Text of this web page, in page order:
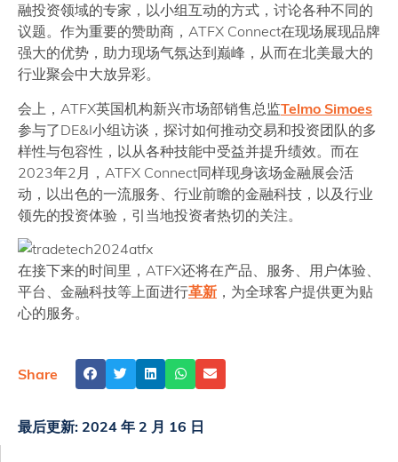
融投资领域的专家，以小组互动的方式，讨论各种不同的
议题。作为重要的赞助商，ATFX Connect在现场展现品牌
强大的优势，助力现场气氛达到巅峰，从而在北美最大的
行业聚会中大放异彩。
会上，ATFX英国机构新兴市场部销售总监Telmo Simoes
参与了DE&I小组访谈，探讨如何推动交易和投资团队的多
样性与包容性，以从各种技能中受益并提升绩效。而在
2023年2月，ATFX Connect同样现身该场金融展会活
动，以出色的一流服务、行业前瞻的金融科技，以及行业
领先的投资体验，引当地投资者热切的关注。
在接下来的时间里，ATFX还将在产品、服务、用户体验、
平台、金融科技等上面进行革新 ，为全球客户提供更为贴
心的服务。
Share
最后更新: 2024 年 2 月 16 日